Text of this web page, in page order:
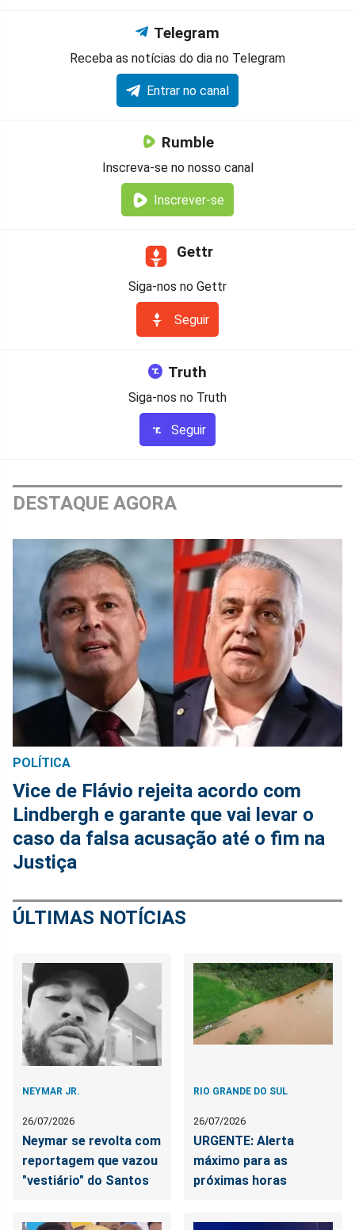
Telegram
Receba as notícias do dia no Telegram
Entrar no canal
Rumble
Inscreva-se no nosso canal
Inscrever-se
Gettr
Siga-nos no Gettr
Seguir
Truth
Siga-nos no Truth
Seguir
DESTAQUE AGORA
POLÍTICA
Vice de Flávio rejeita acordo com
Lindbergh e garante que vai levar o
caso da falsa acusação até o fim na
Justiça
ÚLTIMAS NOTÍCIAS
NEYMAR JR.
26/07/2026
Neymar se revolta com
reportagem que vazou
"vestiário" do Santos
RIO GRANDE DO SUL
26/07/2026
URGENTE: Alerta
máximo para as
próximas horas